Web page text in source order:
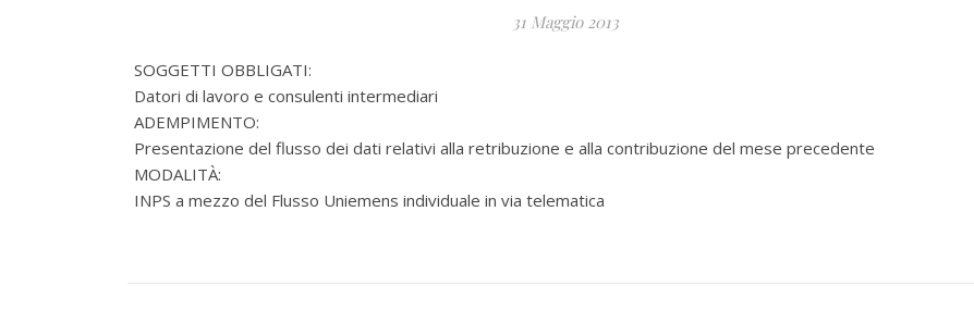
31 Maggio 2013
SOGGETTI OBBLIGATI:
Datori di lavoro e consulenti intermediari
ADEMPIMENTO:
Presentazione del flusso dei dati relativi alla retribuzione e alla contribuzione del mese precedente
MODALITÀ:
INPS a mezzo del Flusso Uniemens individuale in via telematica